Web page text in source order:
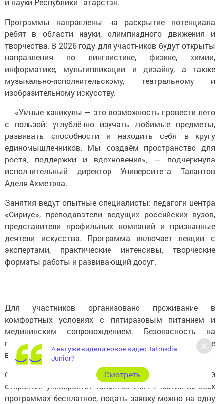
и науки Республики Татарстан.
Программы направлены на раскрытие потенциала
ребят в области науки, олимпиадного движения и
творчества. В 2026 году для участников будут открыты
направления по лингвистике, физике, химии,
информатике, мультипликации и дизайну, а также
музыкально-исполнительскому, театральному и
изобразительному искусству.
«Умные каникулы — это возможность провести лето
с пользой: углублённо изучать любимые предметы,
развивать способности и находить себя в кругу
единомышленников. Мы создаём пространство для
роста, поддержки и вдохновения», — подчеркнула
исполнительный директор Университета Талантов
Аделя Ахметова.
Занятия ведут опытные специалисты: педагоги центра
«Сириус», преподаватели ведущих российских вузов,
представители профильных компаний и признанные
деятели искусства. Программа включает лекции с
экспертами, практические интенсивы, творческие
форматы работы и развивающий досуг.
Для участников организовано проживание в
комфортных условиях с пятиразовым питанием и
медицинским сопровождением. Безопасность на
площадках обеспечивают охрана и кураторы, которые
всегда находятся рядом.
Организатором смен выступает АНО «Казанский
открытый университет талантов 2.0». Участие во всех
программах бесплатное, подать заявку можно на одну
А вы уже видели новое видео Tatmedia
Junior?
Cмотреть